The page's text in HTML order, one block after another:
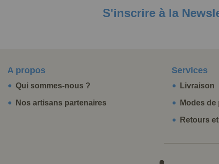
S'inscrire à la
A propos
Qui sommes-nous ?
Nos artisans partenaires
Services
Livraison
Modes de
Retours